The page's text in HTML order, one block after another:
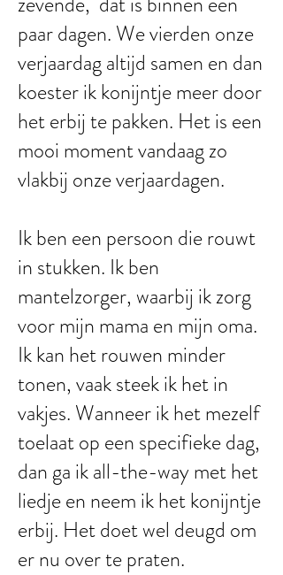
paar dagen. We vierden onze
verjaardag altijd samen en dan
koester ik konijntje meer door
het erbij te pakken. Het is een
mooi moment vandaag zo
vlakbij onze verjaardagen.
Ik ben een persoon die rouwt
in stukken. Ik ben
mantelzorger, waarbij ik zorg
voor mijn mama en mijn oma.
Ik kan het rouwen minder
tonen, vaak steek ik het in
vakjes. Wanneer ik het mezelf
toelaat op een specifieke dag,
dan ga ik all-the-way met het
liedje en neem ik het konijntje
erbij. Het doet wel deugd om
er nu over te praten.